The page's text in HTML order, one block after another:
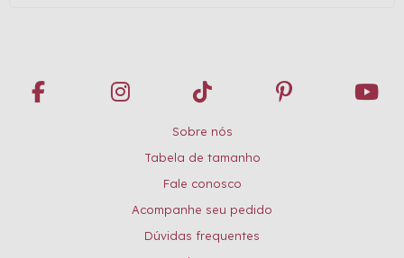
Sobre nós
Tabela de tamanho
Fale conosco
Acompanhe seu pedido
Dúvidas frequentes